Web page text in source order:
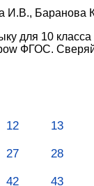
И.В., Баранова
для 10
ФГОС.
12 13
27 28
42 43